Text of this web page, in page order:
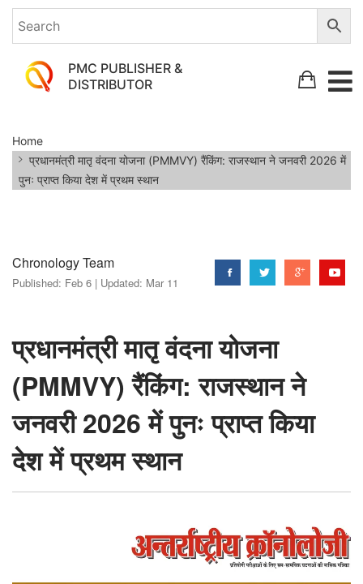
PMC PUBLISHER &
DISTRIBUTOR
मातृ
वंदना
रैंकिंग:
राजस्थान
2026
पुनः
प्राप्त
किया
देश
Home
प्रधानमंत्री मातृ वंदना योजना (PMMVY) रैंकिंग: राजस्थान ने जनवरी 2026 में
पुनः प्राप्त किया देश में प्रथम स्थान
Chronology Team
Published: Feb 6 | Updated: Mar 11
प्रधानमंत्री मातृ वंदना योजना
(PMMVY) रैंकिंग: राजस्थान ने
जनवरी 2026 में पुनः प्राप्त किया
देश में प्रथम स्थान